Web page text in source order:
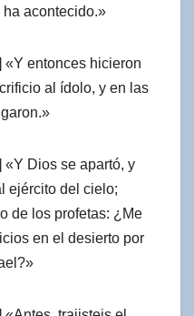
acontecido.»
entonces hicieron
al ídolo, y en las
Dios se apartó, y
ejército del cielo;
de los profetas: ¿Me
en el desierto por